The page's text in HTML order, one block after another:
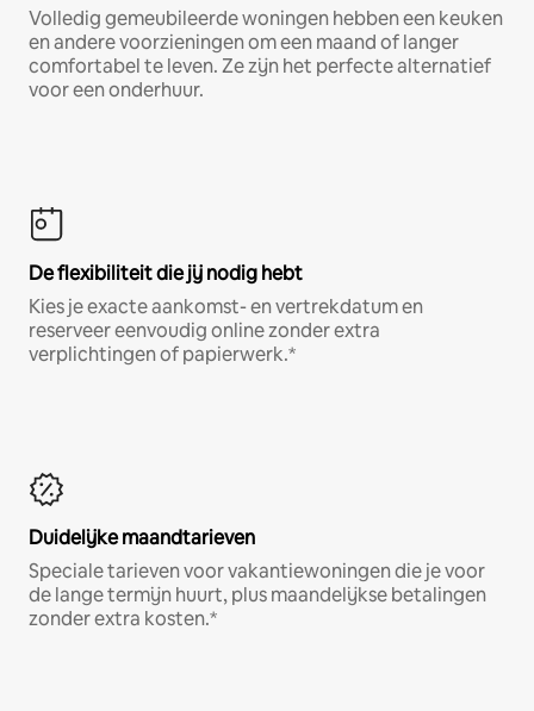
Volledig gemeubileerde woningen hebben een keuken
en andere voorzieningen om een maand of langer
comfortabel te leven. Ze zijn het perfecte alternatief
voor een onderhuur.
De flexibiliteit die jij nodig hebt
Kies je exacte aankomst- en vertrekdatum en
reserveer eenvoudig online zonder extra
verplichtingen of papierwerk.*
Duidelijke maandtarieven
Speciale tarieven voor vakantiewoningen die je voor
de lange termijn huurt, plus maandelijkse betalingen
zonder extra kosten.*